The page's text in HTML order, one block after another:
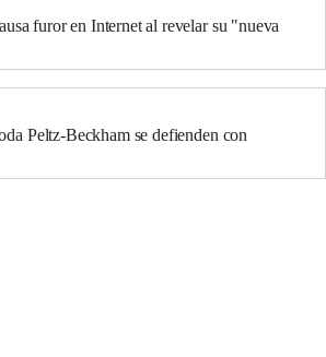
furor en Internet al revelar su "nueva
Peltz-Beckham se defienden con